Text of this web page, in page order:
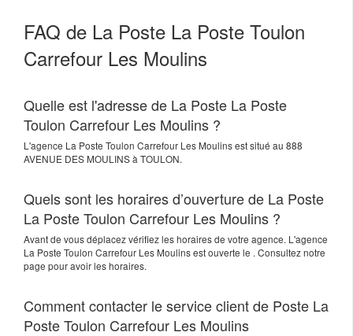
FAQ de La Poste La Poste Toulon
Carrefour Les Moulins
Quelle est l'adresse de La Poste La Poste
Toulon Carrefour Les Moulins ?
L'agence La Poste Toulon Carrefour Les Moulinsest situé au 888
AVENUE DES MOULINSà TOULON.
Quels sont les horaires d’ouverture de La Poste
La Poste Toulon Carrefour Les Moulins ?
Avant de vous déplacez vérifiez les horaires de votre agence. L'agence
La Poste Toulon Carrefour Les Moulins est ouverte le . Consultez notre
page pour avoir les horaires.
Comment contacter le service client de Poste La
Poste Toulon Carrefour Les Moulins